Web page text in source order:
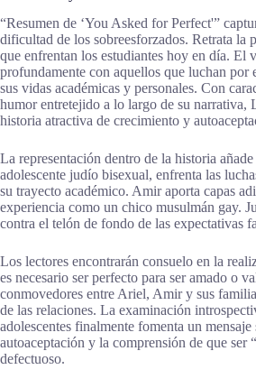
“Resumen de ‘You Asked for Perfect'”
dificultad de los sobreesforzados. Retrata la
que enfrentan los estudiantes hoy en día. El
profundamente con aquellos que luchan por
sus vidas académicas y personales. Con
humor entretejido a lo largo de su narrativa,
historia atractiva de crecimiento y
La representación dentro de la historia
adolescente judío bisexual, enfrenta las
su trayecto académico. Amir aporta capas
experiencia como un chico musulmán gay.
contra el telón de fondo de las expectativas
Los lectores encontrarán consuelo en la
es necesario ser perfecto para ser amado o
conmovedores entre Ariel, Amir y sus
de las relaciones. La examinación
adolescentes finalmente fomenta un
autoaceptación y la comprensión de que ser
defectuoso.